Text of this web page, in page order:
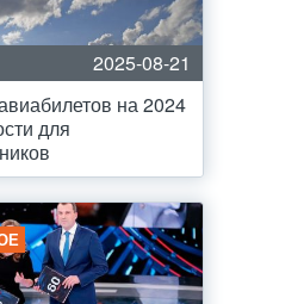
2025-08-21
на 2024
для